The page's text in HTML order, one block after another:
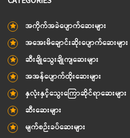
အကိုက်အခဲပျောက်ဆေးများ
အအေးမိချောင်းဆိုးပျောက်ဆေးများ
ဆီးချိုသွေးချိုကျဆေးများ
အအန်ပျောက်ထိုးဆေးများ
နှလုံးနှင့်သွေးကြောဆိုင်ရာဆေးများ
ဆီးဆေးများ
မျက်စဉ်းခပ်ဆေးများ